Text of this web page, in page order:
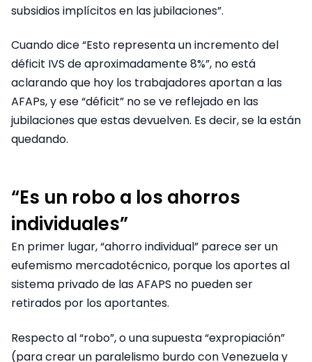
subsidios implícitos en las jubilaciones”.
Cuando dice “Esto representa un incremento del
déficit IVS de aproximadamente 8%”, no está
aclarando que hoy los trabajadores aportan a las
AFAPs, y ese “déficit” no se ve reflejado en las
jubilaciones que estas devuelven. Es decir, se la están
quedando.
“Es un robo a los ahorros
individuales”
En primer lugar, “ahorro individual” parece ser un
eufemismo mercadotécnico, porque los aportes al
sistema privado de las AFAPS no pueden ser
retirados por los aportantes.
Respecto al “robo”, o una supuesta “expropiación”
(para crear un paralelismo burdo con Venezuela y